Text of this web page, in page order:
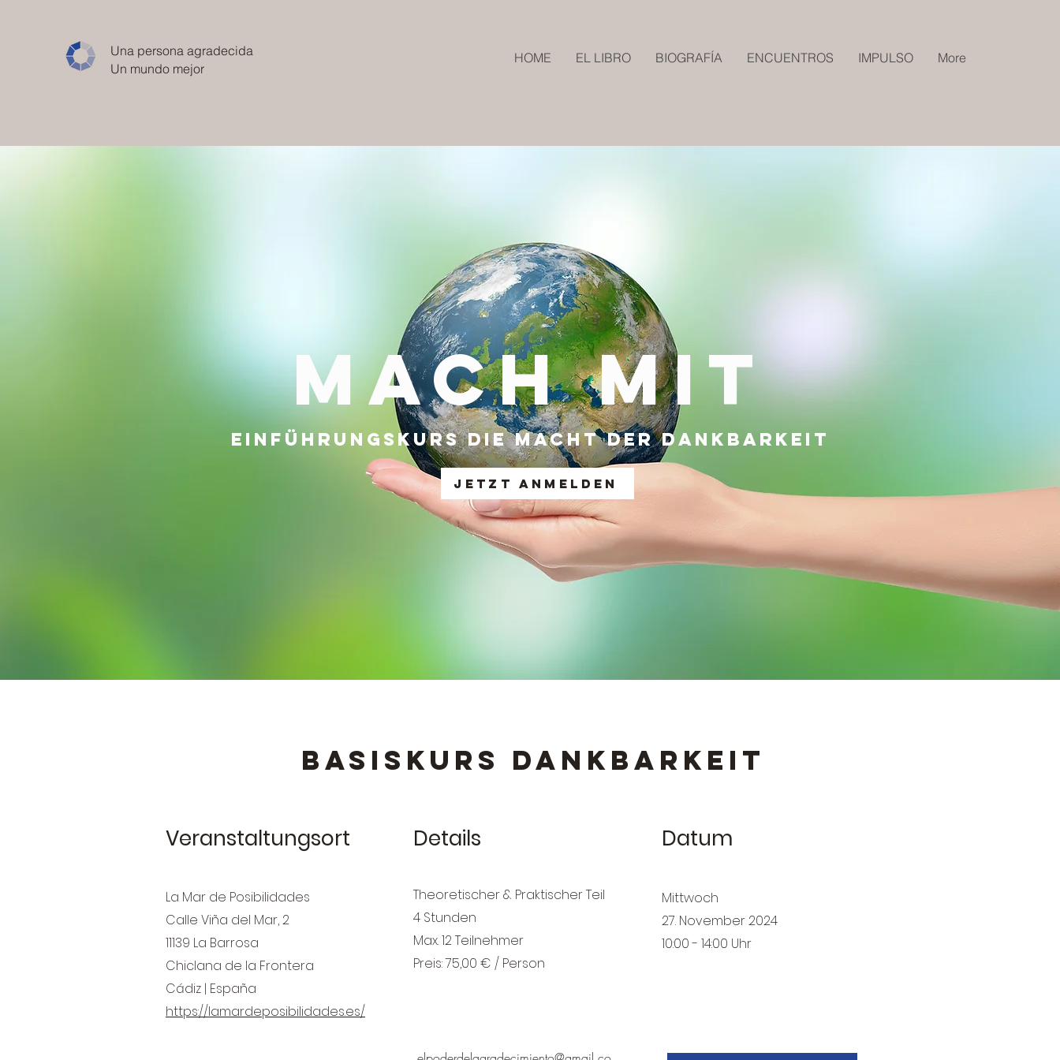
Una persona agradecida
Un mundo mejor
HOME EL LIBRO BIOGRAFÍA ENCUENTROS IMPULSO More
Mach mit
Einführungskurs Die macht der Dankbarkeit
Jetzt anmelden
BASISKURS DANKBARKEIT
Veranstaltungsort
La Mar de Posibilidades
Calle Viña del Mar, 2
11139 La Barrosa
Chiclana de la Frontera
Cádiz | España
https://lamardeposibilidades.es/
Details
Theoretischer & Praktischer Teil
4 Stunden
Max. 12 Teilnehmer
Preis: 75,00 € / Person
Datum
Mittwoch
27. November 2024
10:00 - 14:00 Uhr